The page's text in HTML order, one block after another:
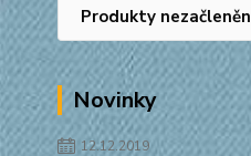
Produkty
Novinky
12.12.2019